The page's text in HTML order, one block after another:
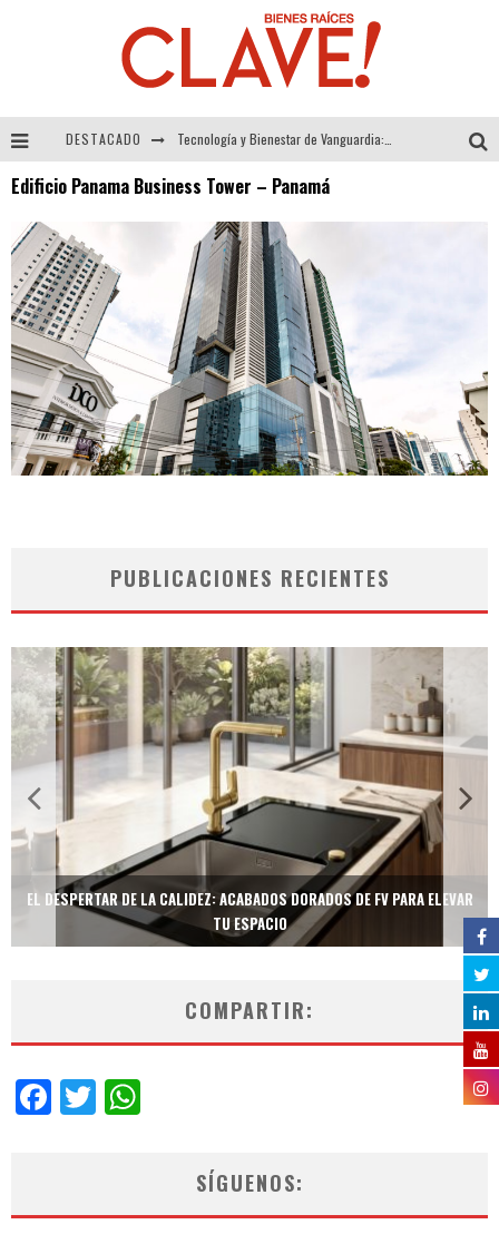
DESTACADO
Edificio Panama Business Tower – Panamá
PUBLICACIONES RECIENTES
EL DESPERTAR DE LA CALIDEZ: ACABADOS DORADOS DE FV PARA ELEVAR
TU ESPACIO
COMPARTIR:
Facebook
Twitter
SÍGUENOS: